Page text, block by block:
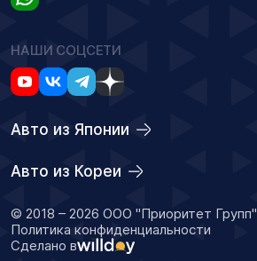
НАШИ СОЦСЕТИ
Авто из Японии
Авто из Кореи
© 2018 – 2026 ООО "Приоритет Групп"
Политика конфиденциальности
Сделано в